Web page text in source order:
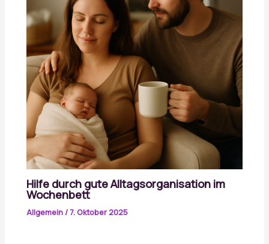
Hilfe durch gute Alltagsorganisation im
Wochenbett
Allgemein/ 7. Oktober 2025